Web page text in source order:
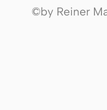
©by Reiner